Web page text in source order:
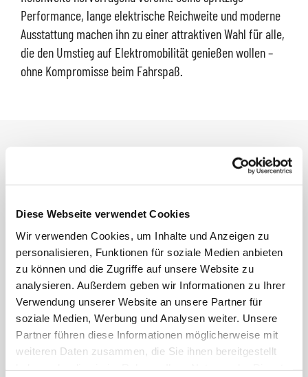
Diese Webseite verwendet Cookies
Wir verwenden Cookies, um Inhalte und Anzeigen zu
personalisieren, Funktionen für soziale Medien anbieten
zu können und die Zugriffe auf unsere Website zu
analysieren. Außerdem geben wir Informationen zu Ihrer
Verwendung unserer Website an unsere Partner für
soziale Medien, Werbung und Analysen weiter. Unsere
Partner führen diese Informationen möglicherweise mit
weiteren Daten zusammen, die Sie ihnen bereitgestellt
Performance, lange elektrische Reichweite und moderne
Ausstattung machen ihn zu einer attraktiven Wahl für alle,
die den Umstieg auf Elektromobilität genießen wollen –
ohne Kompromisse beim Fahrspaß.
Core
Bis zu 435 km* Reichweite, 19-Zoll-Räder und ein
einzigartiges Fahrerlebnis.
More
Bis 445 km* Reichweite, 20-Zoll-Räder, Infinity-
Beleuchtung und kurze Ladezeiten, damit man schnell